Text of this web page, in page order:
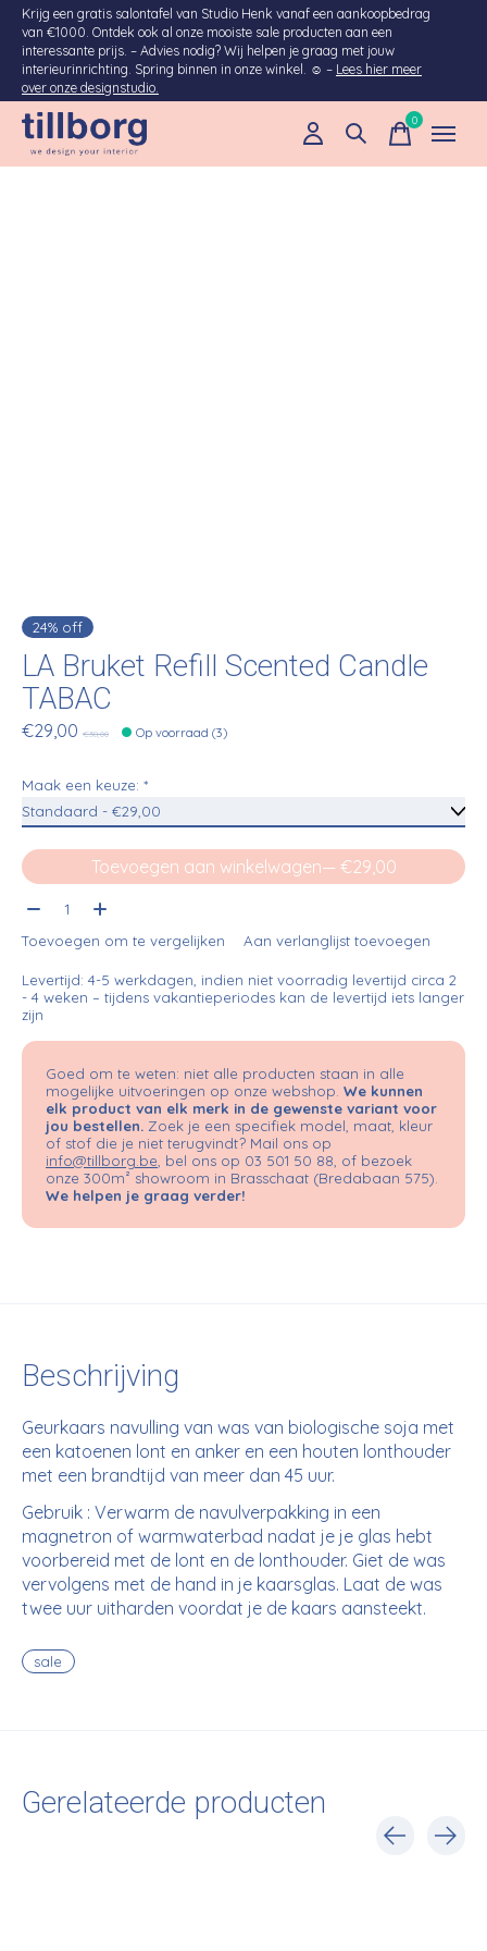
Krijg een gratis salontafel van Studio Henk vanaf een aankoopbedrag
van €1000. Ontdek ook al onze mooiste sale producten aan een
interessante prijs. – Advies nodig? Wij helpen je graag met jouw
interieurinrichting. Spring binnen in onze winkel. ☺ – Lees hier meer
over onze designstudio.
0items
24% off
LA Bruket Refill Scented Candle
TABAC
€29,00 €38,00 Op voorraad (3)
Maak een keuze: *
Toevoegen aan winkelwagen
— €29,00
Aantal:
Toevoegen om te vergelijken Aan verlanglijst toevoegen
Levertijd: 4-5 werkdagen, indien niet voorradig levertijd circa 2
- 4 weken – tijdens vakantieperiodes kan de levertijd iets langer
zijn
Goed om te weten: niet alle producten staan in alle
mogelijke uitvoeringen op onze webshop. We kunnen
elk product van elk merk in de gewenste variant voor
jou bestellen. Zoek je een specifiek model, maat, kleur
of stof die je niet terugvindt? Mail ons op
info@tillborg.be, bel ons op 03 501 50 88, of bezoek
onze 300m² showroom in Brasschaat (Bredabaan 575).
We helpen je graag verder!
Beschrijving
Geurkaars navulling van was van biologische soja met
een katoenen lont en anker en een houten lonthouder
met een brandtijd van meer dan 45 uur.
Gebruik : Verwarm de navulverpakking in een
magnetron of warmwaterbad nadat je je glas hebt
voorbereid met de lont en de lonthouder. Giet de was
vervolgens met de hand in je kaarsglas. Laat de was
twee uur uitharden voordat je de kaars aansteekt.
sale
Gerelateerde producten